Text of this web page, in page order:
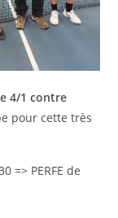
4/1 contre
pour cette très
=> PERFE de